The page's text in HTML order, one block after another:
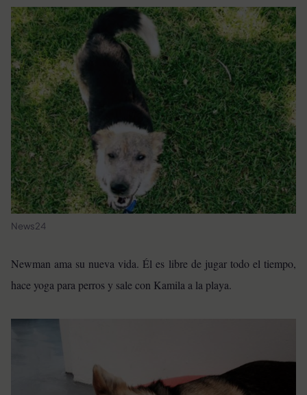
News24
Newman ama su nueva vida. Él es libre de jugar todo el tiempo,
hace yoga para perros y sale con Kamila a la playa.